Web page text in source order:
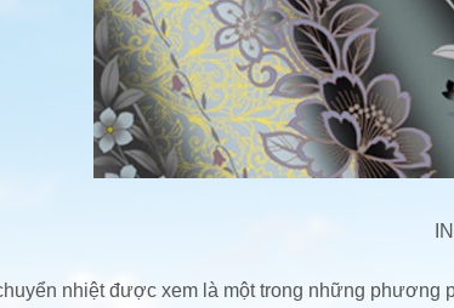
nhiệt được xem là một trong những